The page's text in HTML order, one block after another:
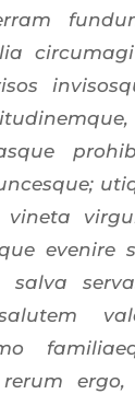
vine­ta
eve­nire
sal­va